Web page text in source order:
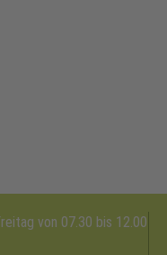
von 07.30 bis 12.00